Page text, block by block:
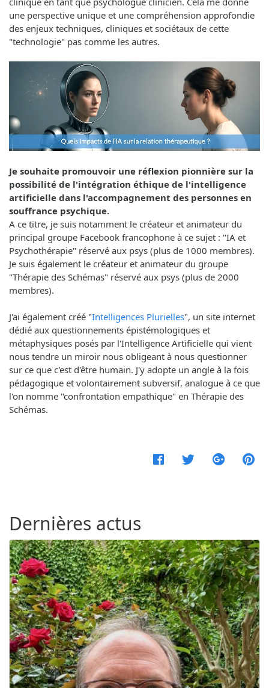
une perspective unique et une compréhension approfondie
des enjeux techniques, cliniques et sociétaux de cette
"technologie" pas comme les autres.
Je souhaite promouvoir une réflexion pionnière sur la
possibilité de l'intégration éthique de l'intelligence
artificielle dans l'accompagnement des personnes en
souffrance psychique.
A ce titre, je suis notamment le créateur et animateur du
principal groupe Facebook francophone à ce sujet : "IA et
Psychothérapie" réservé aux psys (plus de 1000 membres).
Je suis également le créateur et animateur du groupe
"Thérapie des Schémas" réservé aux psys (plus de 2000
membres).
J'ai également créé "Intelligences Plurielles", un site internet
dédié aux questionnements épistémologiques et
métaphysiques posés par l'Intelligence Artificielle qui vient
nous tendre un miroir nous obligeant à nous questionner
sur ce que c'est d'être humain. J'y adopte un angle à la fois
pédagogique et volontairement subversif, analogue à ce que
l'on nomme "confrontation empathique" en Thérapie des
Schémas.
Facebook
TwitterGoogle
Dernières actus